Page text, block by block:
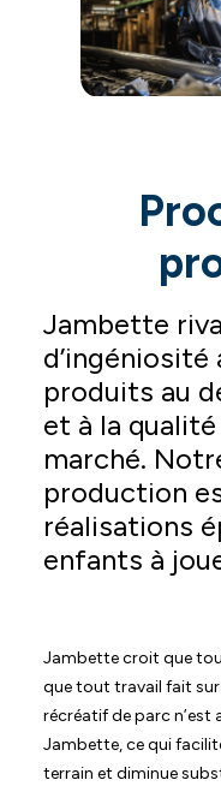
Jambette
produits au
et à la
marché.
production
réalisations
enfants à
Jambette croit que
que tout travail fait
récréatif de parc n’est
Jambette, ce qui
terrain et diminue